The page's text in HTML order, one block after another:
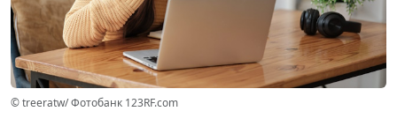
© treeratw/ Фотобанк 123RF.com